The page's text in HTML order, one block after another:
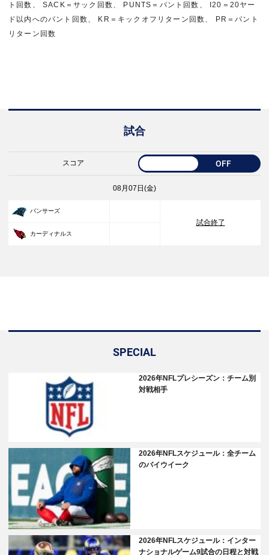
ト回数、 SACK＝サック回数、 PUNTS＝パント回数、 I20＝20ヤー
ド以内へのパント回数、 KR＝キックオフリターン回数、 PR＝パント
リターン回数
試合
スコア OFF
08月07日(金)
パンサーズ
試合終了
カーディナルス
SPECIAL
2026年NFLプレシーズン：チーム別
対戦相手
2026年NFLスケジュール：全チーム
のバイウイーク
2026年NFLスケジュール：インター
ナショナルゲーム9試合の日程と対戦